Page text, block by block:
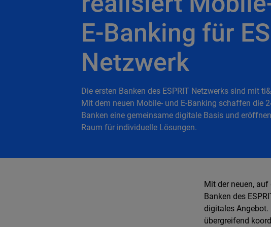
E-Banking für
Netzwerk
Die ersten Banken des ESPRIT Netzwerks sind mit
Mit dem neuen Mobile- und E-Banking schaffen die
Banken eine gemeinsame digitale Basis und
Raum für individuelle Lösungen.
Mit der neuen,
Banken des
digitales Angebot.
übergreifend